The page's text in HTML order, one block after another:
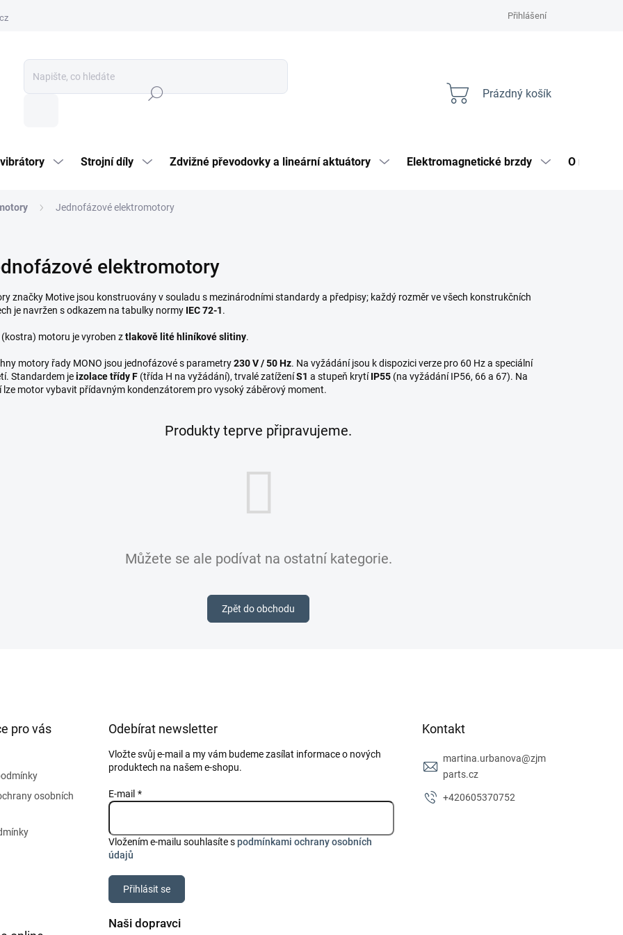
Přihlášení
Nákupní
Prázdný košík
Strojní díly Zdvižné převodovky a lineární aktuátory Elektromagnetické brzdy O nás
Jednofázové elektromotory
elektromotory
značky Motive jsou konstruovány v souladu s mezinárodními standardy a předpisy; každý rozměr ve všech konstrukčních
je navržen s odkazem na tabulky normy IEC 72-1.
(kostra) motoru je vyroben ztlakově lité hliníkové slitiny.
motory řady MONO jsou jednofázové s parametry230 V / 50 Hz. Na vyžádání jsou k dispozici verze pro 60 Hz a speciální
Standardem jeizolace třídy F (třída H na vyžádání), trvalé zatíženíS1 a stupeň krytíIP55 (na vyžádání IP56, 66 a 67). Na
lze motor vybavit přídavným kondenzátorem pro vysoký záběrový moment.
Produkty teprve připravujeme.
Můžete se ale podívat na ostatní kategorie.
Zpět do obchodu
pro vás
osobních
Odebírat newsletter
Vložte svůj e-mail a my vám budeme zasílat informace o nových
produktech na našem e-shopu.
E-mail
Vložením e-mailu souhlasíte spodmínkami ochrany osobních
údajů
Přihlásit se
Kontakt
martina.urbanova@zjm
parts.cz
+420605370752
Naši dopravci